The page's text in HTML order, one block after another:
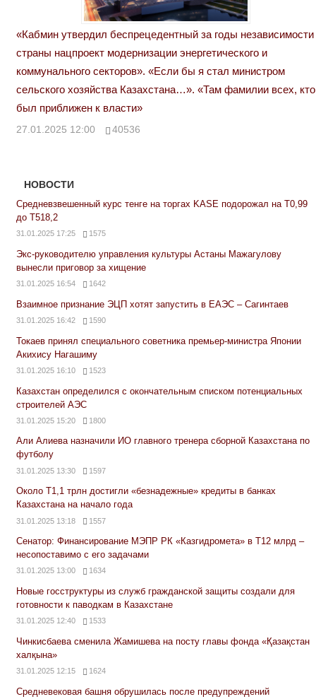
«Кабмин утвердил беспрецедентный за годы независимости
страны нацпроект модернизации энергетического и
коммунального секторов». «Если бы я стал министром
сельского хозяйства Казахстана…». «Там фамилии всех, кто
был приближен к власти»
27.01.2025 12:00 40536
НОВОСТИ
Средневзвешенный курс тенге на торгах KASE подорожал на Т0,99
до Т518,2
31.01.2025 17:25 1575
Экс-руководителю управления культуры Астаны Мажагулову
вынесли приговор за хищение
31.01.2025 16:54 1642
Взаимное признание ЭЦП хотят запустить в ЕАЭС – Сагинтаев
31.01.2025 16:42 1590
Токаев принял специального советника премьер-министра Японии
Акихису Нагашиму
31.01.2025 16:10 1523
Казахстан определился с окончательным списком потенциальных
строителей АЭС
31.01.2025 15:20 1800
Али Алиева назначили ИО главного тренера сборной Казахстана по
футболу
31.01.2025 13:30 1597
Около Т1,1 трлн достигли «безнадежные» кредиты в банках
Казахстана на начало года
31.01.2025 13:18 1557
Сенатор: Финансирование МЭПР РК «Казгидромета» в Т12 млрд –
несопоставимо с его задачами
31.01.2025 13:00 1634
Новые госструктуры из служб гражданской защиты создали для
готовности к паводкам в Казахстане
31.01.2025 12:40 1533
Чинкисбаева сменила Жамишева на посту главы фонда «Қазақстан
халқына»
31.01.2025 12:15 1624
Средневековая башня обрушилась после предупреждений